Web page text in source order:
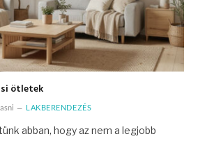
ötletek
LAKBERENDEZÉS
abban, hogy az nem a legjobb